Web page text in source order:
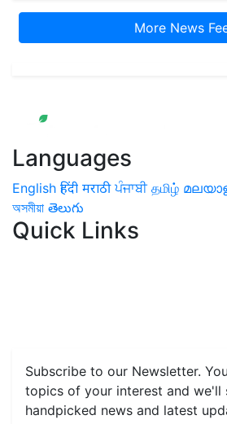
More News
Languages
English हिंदी मराठी ਪੰਜਾਬੀ தமிழ்
অসমীয়া తెలుగు
Quick Links
Subscribe to our Newsletter.
topics of your interest and we'll
handpicked news and latest